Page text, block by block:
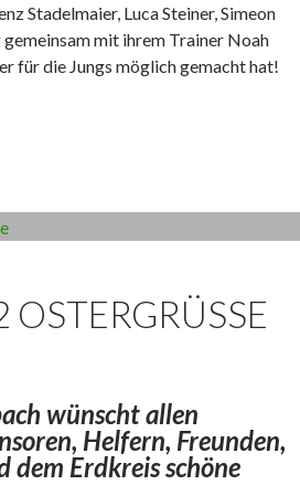
Stadelmaier, Luca Steiner, Simeon
mit ihrem Trainer Noah
für die Jungs möglich gemacht hat!
wünscht allen
Helfern, Freunden,
dem Erdkreis schöne